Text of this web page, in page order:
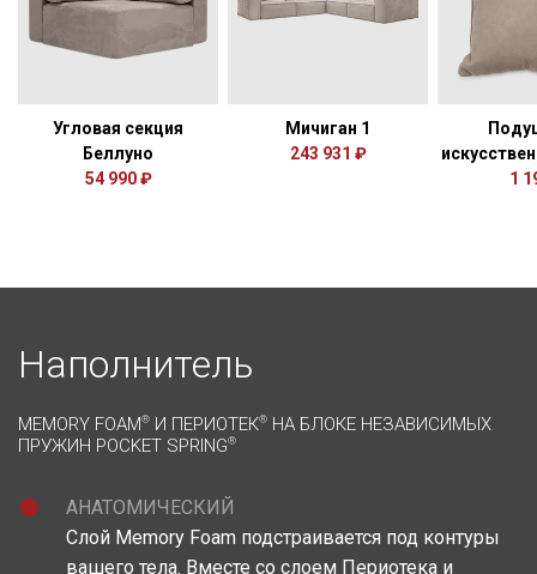
Угловая секция
Беллуно
54 990 ₽
Мичиган 1
243 931 ₽
1
Наполнитель
MEMORY FOAM® И ПЕРИОТЕК® НА БЛОКЕ НЕЗАВИСИМЫХ
ПРУЖИН POCKET SPRING®
АНАТОМИЧЕСКИЙ
Слой Memory Foam подстраивается под контуры
вашего тела. Вместе со слоем Периотека и